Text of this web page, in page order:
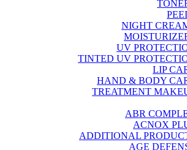
NIGHT
UV
TINTED UV
LIP
HAND & BODY
TREATMENT
ABR
ACNOX
ADDITIONAL
AGE